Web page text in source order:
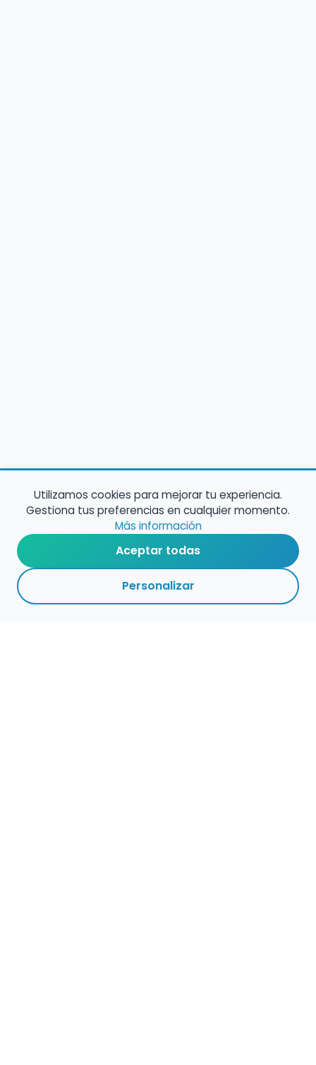
Utilizamos cookies para mejorar tu experiencia.
Gestiona tus preferencias en cualquier momento.
Más información
Aceptar todas
Personalizar